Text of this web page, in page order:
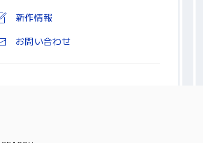
新作情報
お問い合わせ